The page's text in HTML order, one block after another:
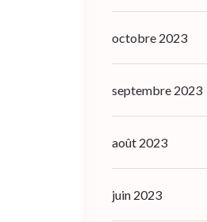
octobre 2023
septembre 2023
août 2023
juin 2023